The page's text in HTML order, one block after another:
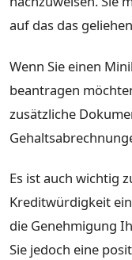
auf das das
Wenn Sie einen
beantragen
zusätzliche
Es ist auch wichtig
Kreditwürdigkeit
die Genehmigung
Sie jedoch eine